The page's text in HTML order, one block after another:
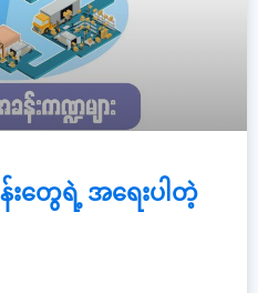
းတွေရဲ့ အရေးပါတဲ့